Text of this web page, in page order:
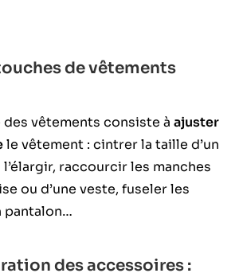
de vêtements
des vêtements consiste àajuster
le vêtement : cintrer la taille d’un
raccourcir les manches
ou d’une veste, fuseler les
pantalon…
des accessoires :